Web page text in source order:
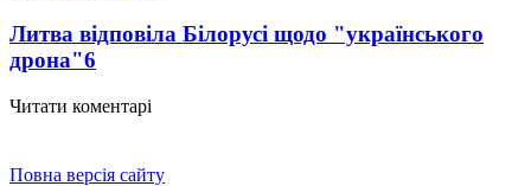
Литва відповіла Білорусі щодо "українського
дрона"6
Читати коментарі
Повна версія сайту